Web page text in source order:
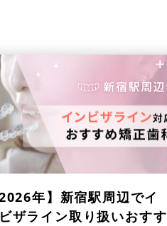
年】 新宿駅周辺でイ
ザライン取り扱いおすす